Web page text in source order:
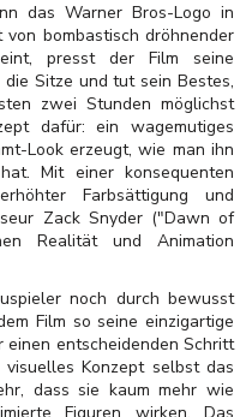
das Warner Bros-Logo in
bombastisch dröhnender
presst der Film seine
Sitze und tut sein Bestes,
zwei Stunden möglichst
dafür: ein wagemutiges
Look erzeugt, wie man ihn
Mit einer konsequenten
Farbsättigung und
Zack Snyder ("Dawn of
Realität und Animation
noch durch bewusst
Film so seine einzigartige
einen entscheidenden Schritt
Konzept selbst das
dass sie kaum mehr wie